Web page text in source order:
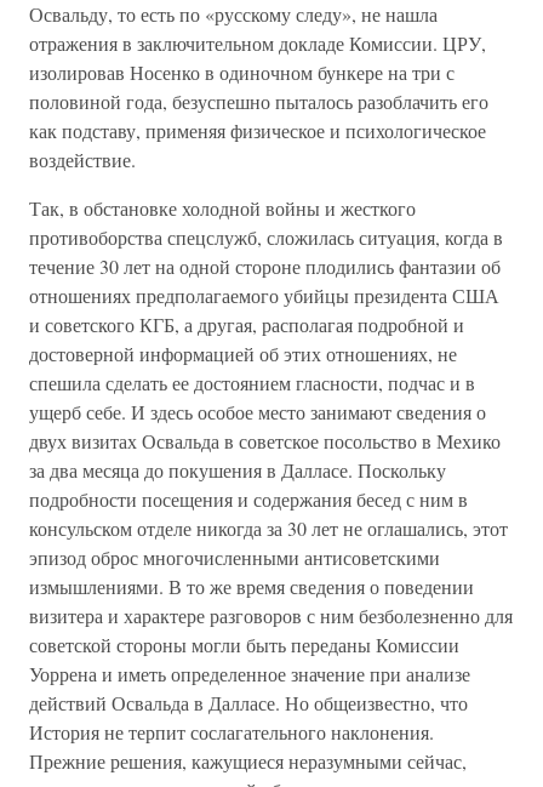
Освальду, то есть по «русскому следу», не нашла
отражения в заключительном докладе Комиссии. ЦРУ,
изолировав Носенко в одиночном бункере на три с
половиной года, безуспешно пыталось разоблачить его
как подставу, применяя физическое и психологическое
воздействие.
Так, в обстановке холодной войны и жесткого
противоборства спецслужб, сложилась ситуация, когда в
течение 30 лет на одной стороне плодились фантазии об
отношениях предполагаемого убийцы президента США
и советского КГБ, а другая, располагая подробной и
достоверной информацией об этих отношениях, не
спешила сделать ее достоянием гласности, подчас и в
ущерб себе. И здесь особое место занимают сведения о
двух визитах Освальда в советское посольство в Мехико
за два месяца до покушения в Далласе. Поскольку
подробности посещения и содержания бесед с ним в
консульском отделе никогда за 30 лет не оглашались, этот
эпизод оброс многочисленными антисоветскими
измышлениями. В то же время сведения о поведении
визитера и характере разговоров с ним безболезненно для
советской стороны могли быть переданы Комиссии
Уоррена и иметь определенное значение при анализе
действий Освальда в Далласе. Но общеизвестно, что
История не терпит сослагательного наклонения.
Прежние решения, кажущиеся неразумными сейчас,